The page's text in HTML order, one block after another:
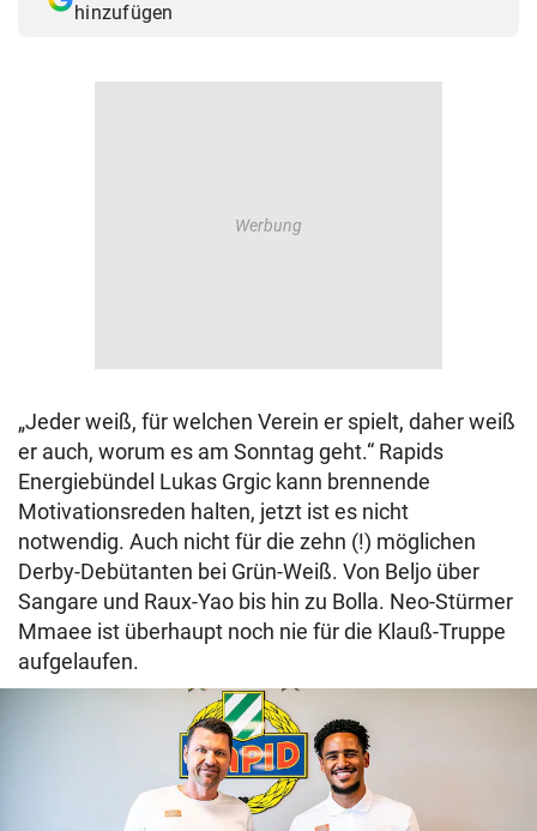
hinzufügen
„Jeder weiß, für welchen Verein er spielt, daher weiß
er auch, worum es am Sonntag geht.“ Rapids
Energiebündel Lukas Grgic kann brennende
Motivationsreden halten, jetzt ist es nicht
notwendig. Auch nicht für die zehn (!) möglichen
Derby-Debütanten bei Grün-Weiß. Von Beljo über
Sangare und Raux-Yao bis hin zu Bolla. Neo-Stürmer
Mmaee ist überhaupt noch nie für die Klauß-Truppe
aufgelaufen.